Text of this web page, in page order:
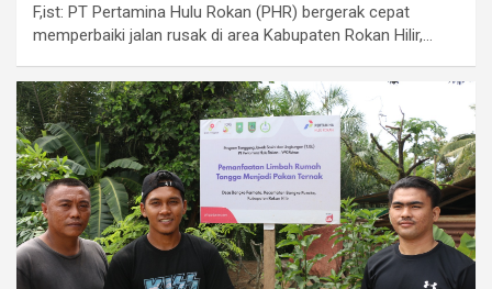
F,ist: PT Pertamina Hulu Rokan (PHR) bergerak cepat
memperbaiki jalan rusak di area Kabupaten Rokan Hilir,…